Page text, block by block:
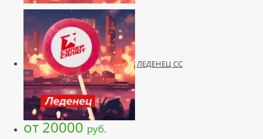
ЛЕДЕНЕЦ СС
от 20000руб.